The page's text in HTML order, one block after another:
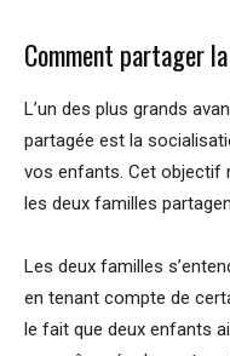
Comment partager
L’un des plus grands
partagée est la
vos enfants. Cet objectif
les deux familles
Les deux familles
en tenant compte de
le fait que deux enfants